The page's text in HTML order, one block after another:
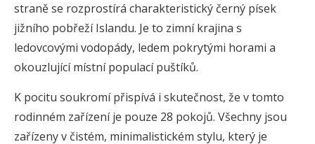
straně se rozprostírá charakteristický černý písek
jižního pobřeží Islandu. Je to zimní krajina s
ledovcovými vodopády, ledem pokrytými horami a
okouzlující místní populací puštíků.
K pocitu soukromí přispívá i skutečnost, že v tomto
rodinném zařízení je pouze 28 pokojů. Všechny jsou
zařízeny v čistém, minimalistickém stylu, který je